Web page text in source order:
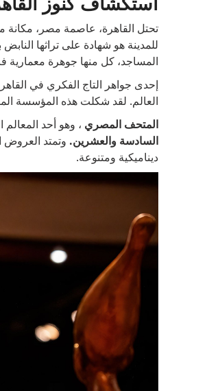
تحتل القاهرة، عاصمة مصر، مكانة
للمدينة هو شهادة على تراثها النابض
المساجد، كل منها جوهرة معمارية
إحدى جواهر التاج الفكري في
العالم. لقد شكلت هذه المؤسسة
المتحف المصري ، وهو أحد
السادسة والعشرين. وتمتد العروض
ديناميكية ومتنوعة.